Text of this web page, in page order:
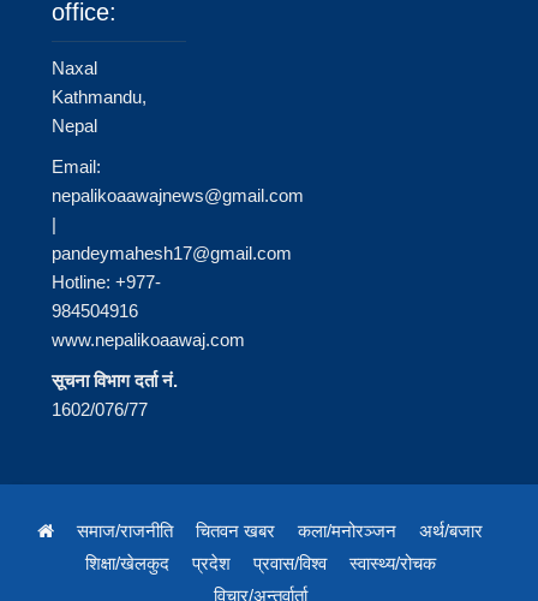
office:
Naxal
Kathmandu,
Nepal
Email:
nepalikoaawajnews@gmail.com
|
pandeymahesh17@gmail.com
Hotline: +977-
984504916
www.nepalikoaawaj.com
सूचना विभाग दर्ता नं.
1602/076/77
समाज/राजनीति चितवन खबर कला/मनोरञ्जन
अर्थ/बजार
शिक्षा/खेलकुद
प्रदेश प्रवास/विश्व
स्वास्थ्य/रोचक
विचार/अन्तर्वार्ता